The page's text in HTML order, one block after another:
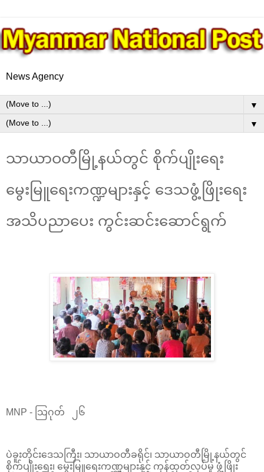
News Agency
▼
▼
သာယာဝတီမြို့နယ်တွင် စိုက်ပျိုးရေး
မွေးမြူရေးကဏ္ဍများနှင့် ဒေသဖွံ့ဖြိုးရေး
အသိပညာပေး ကွင်းဆင်းဆောင်ရွက်
MNP - သြဂုတ် ၂၆
ပဲခူးတိုင်းဒေသကြီး၊ သာယာဝတီခရိုင်၊ သာယာဝတီမြို့နယ်တွင်
စိုက်ပျိုးရေး၊ မွေးမြူရေးကဏ္ဍများနှင့် ကုန်ထုတ်လုပ်မှု ဖွံ့ဖြိုး